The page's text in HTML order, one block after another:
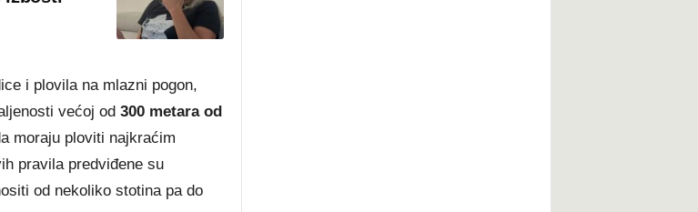
i plovila na mlazni pogon,
većoj od 300 metara od
moraju ploviti najkraćim
pravila predviđene su
od nekoliko stotina pa do